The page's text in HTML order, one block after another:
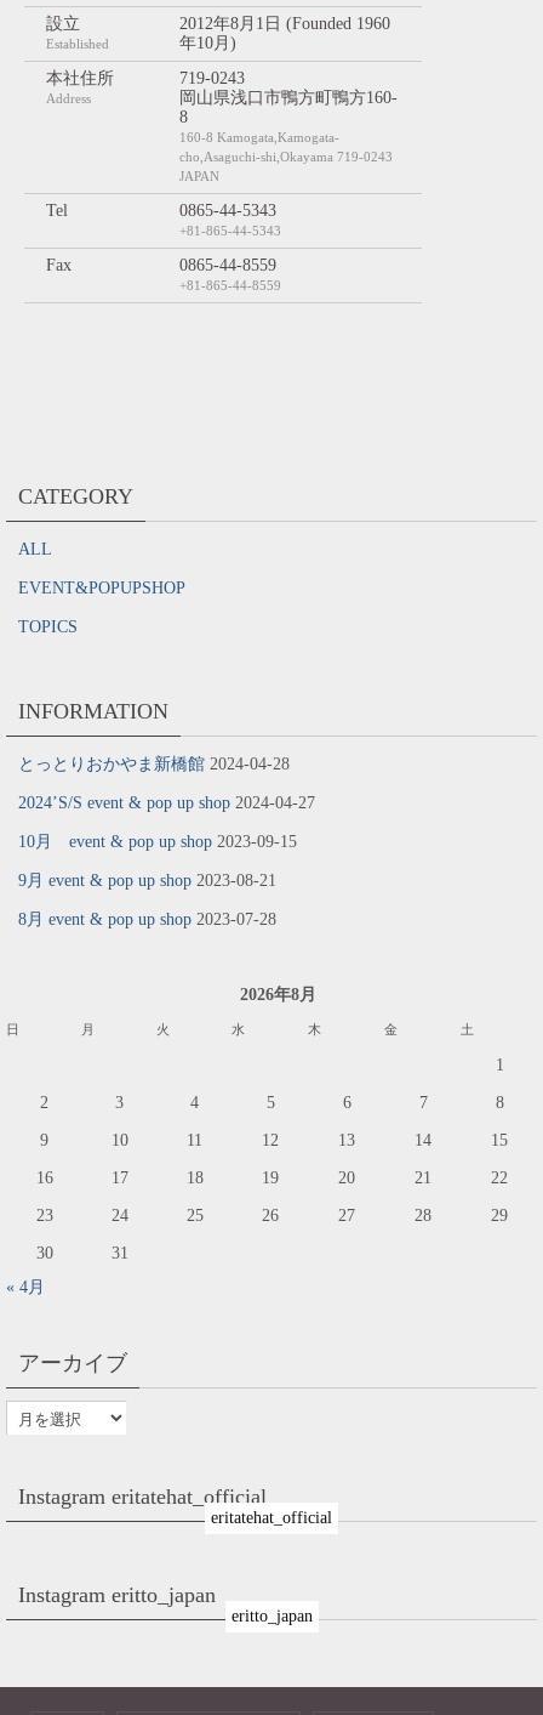
設立
Established
2012年8月1日 (Founded 1960
年10月)
本社住所
Address
719-0243
岡山県浅口市鴨方町鴨方160-
8
160-8 Kamogata,Kamogata-
cho,Asaguchi-shi,Okayama 719-0243
JAPAN
Tel 0865-44-5343
+81-865-44-5343
Fax 0865-44-8559
+81-865-44-8559
CATEGORY
ALL
EVENT&POPUPSHOP
TOPICS
INFORMATION
とっとりおかやま新橋館 2024-04-28
2024’S/S event & pop up shop 2024-04-27
10月 event & pop up shop 2023-09-15
9月 event & pop up shop 2023-08-21
8月 event & pop up shop 2023-07-28
2026年8月
日 月 火 水 木 金 土
« 4月
1
2 3 4 5 6 7 8
9 10 11 12 13 14 15
16 17 18 19 20 21 22
23 24 25 26 27 28 29
30 31
アーカイブ
Instagram eritatehat_official
eritatehat_official
Instagram eritto_japan
eritto_japan